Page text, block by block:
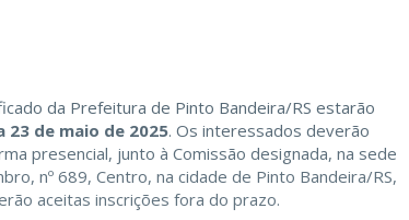
da Prefeitura de Pinto Bandeira/RS estarão
23 de maio de 2025. Os interessados deverão
presencial, junto à Comissão designada, na sede
nº 689, Centro, na cidade de Pinto Bandeira/RS,
aceitas inscrições fora do prazo.